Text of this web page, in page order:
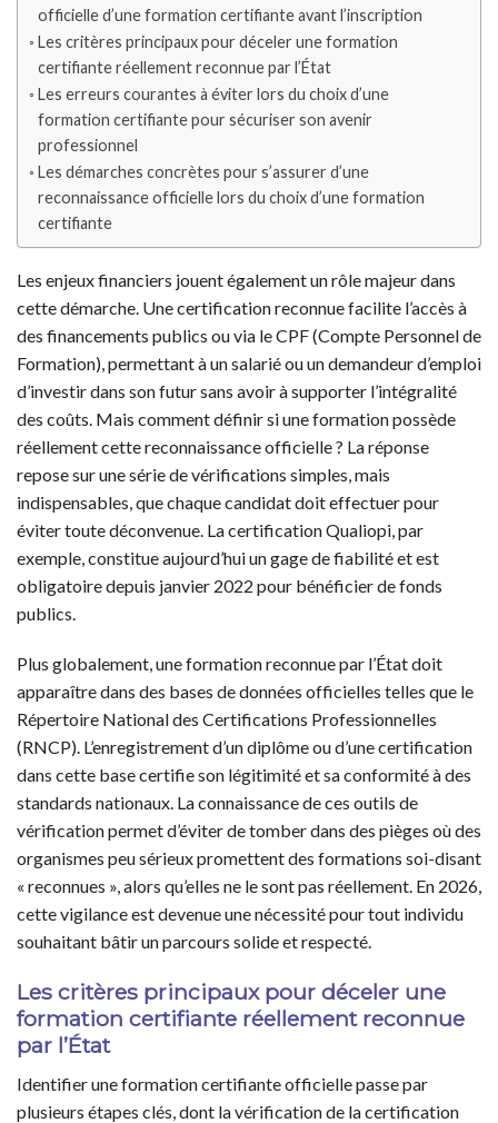
officielle d’une formation certifiante avant l’inscription
Les critères principaux pour déceler une formation
certifiante réellement reconnue par l’État
Les erreurs courantes à éviter lors du choix d’une
formation certifiante pour sécuriser son avenir
professionnel
Les démarches concrètes pour s’assurer d’une
reconnaissance officielle lors du choix d’une formation
certifiante
Les enjeux financiers jouent également un rôle majeur dans
cette démarche. Une certification reconnue facilite l’accès à
des financements publics ou via le CPF (Compte Personnel de
Formation), permettant à un salarié ou un demandeur d’emploi
d’investir dans son futur sans avoir à supporter l’intégralité
des coûts. Mais comment définir si une formation possède
réellement cette reconnaissance officielle ? La réponse
repose sur une série de vérifications simples, mais
indispensables, que chaque candidat doit effectuer pour
éviter toute déconvenue. La certification Qualiopi, par
exemple, constitue aujourd’hui un gage de fiabilité et est
obligatoire depuis janvier 2022 pour bénéficier de fonds
publics.
Plus globalement, une formation reconnue par l’État doit
apparaître dans des bases de données officielles telles que le
Répertoire National des Certifications Professionnelles
(RNCP). L’enregistrement d’un diplôme ou d’une certification
dans cette base certifie son légitimité et sa conformité à des
standards nationaux. La connaissance de ces outils de
vérification permet d’éviter de tomber dans des pièges où des
organismes peu sérieux promettent des formations soi-disant
« reconnues », alors qu’elles ne le sont pas réellement. En 2026,
cette vigilance est devenue une nécessité pour tout individu
souhaitant bâtir un parcours solide et respecté.
Les critères principaux pour déceler une
formation certifiante réellement reconnue
par l’État
Identifier une formation certifiante officielle passe par
plusieurs étapes clés, dont la vérification de la certification